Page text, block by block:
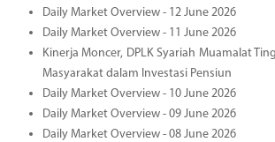
Daily Market Overview - 12 June 2026
Daily Market Overview - 11 June 2026
Kinerja Moncer, DPLK Syariah Muamalat
Masyarakat dalam Investasi Pensiun
Daily Market Overview - 10 June 2026
Daily Market Overview - 09 June 2026
Daily Market Overview - 08 June 2026